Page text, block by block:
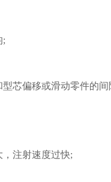
;
芯偏移或滑动零件的间
注射速度过快;